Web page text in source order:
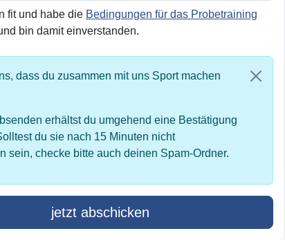
fit und habe die Bedingungen für das Probetraining
bin damit einverstanden.
dass du zusammen mit uns Sport machen
erhältst du umgehend eine Bestätigung
du sie nach 15 Minuten nicht
sein, checke bitte auch deinen Spam-Ordner.
jetzt abschicken